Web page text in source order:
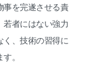
事を完遂させる責
者にはない強力
く、技術の習得に
。